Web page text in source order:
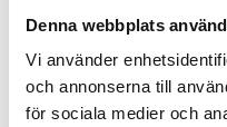
Denna webbplats
Vi använder
och annonserna till
för sociala medier och
Innovation
Vi främjar en kultur av
uppmuntras att bidra